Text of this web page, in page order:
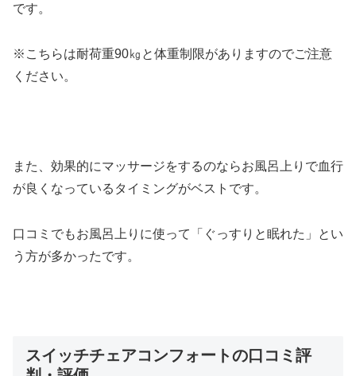
です。
※こちらは耐荷重90㎏と体重制限がありますのでご注意
ください。
また、効果的にマッサージをするのならお風呂上りで血行
が良くなっているタイミングがベストです。
口コミでもお風呂上りに使って「ぐっすりと眠れた」とい
う方が多かったです。
スイッチチェアコンフォートの口コミ評